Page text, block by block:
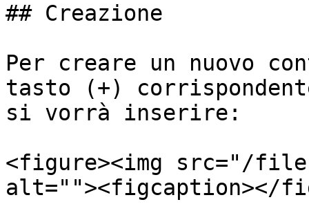
## Creazione
Per creare un nuovo
tasto (+)
si vorrà inserire:
<figure><img src="/files/
alt=""><figcaption></